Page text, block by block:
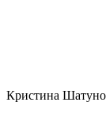
Кристина